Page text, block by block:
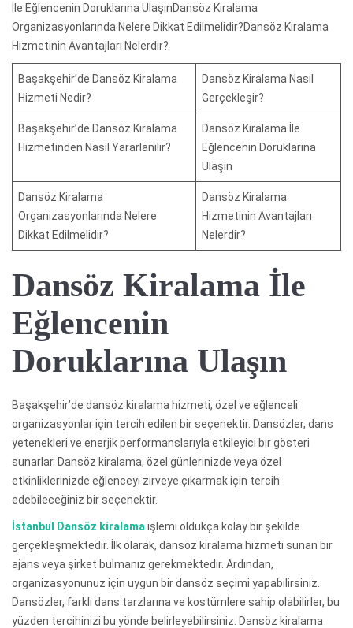
İle Eğlencenin Doruklarına UlaşınDansöz Kiralama
Organizasyonlarında Nelere Dikkat Edilmelidir?Dansöz Kiralama
Hizmetinin Avantajları Nelerdir?
Başakşehir’de Dansöz Kiralama
Hizmeti Nedir?
Dansöz Kiralama Nasıl
Gerçekleşir?
Başakşehir’de Dansöz Kiralama
Hizmetinden Nasıl Yararlanılır?
Dansöz Kiralama İle
Eğlencenin Doruklarına
Ulaşın
Dansöz Kiralama
Organizasyonlarında Nelere
Dikkat Edilmelidir?
Dansöz Kiralama
Hizmetinin Avantajları
Nelerdir?
Dansöz Kiralama İle
Eğlencenin
Doruklarına Ulaşın
Başakşehir’de dansöz kiralama hizmeti, özel ve eğlenceli
organizasyonlar için tercih edilen bir seçenektir. Dansözler, dans
yetenekleri ve enerjik performanslarıyla etkileyici bir gösteri
sunarlar. Dansöz kiralama, özel günlerinizde veya özel
etkinliklerinizde eğlenceyi zirveye çıkarmak için tercih
edebileceğiniz bir seçenektir.
İstanbul Dansöz kiralama işlemi oldukça kolay bir şekilde
gerçekleşmektedir. İlk olarak, dansöz kiralama hizmeti sunan bir
ajans veya şirket bulmanız gerekmektedir. Ardından,
organizasyonunuz için uygun bir dansöz seçimi yapabilirsiniz.
Dansözler, farklı dans tarzlarına ve kostümlere sahip olabilirler, bu
yüzden tercihinizi bu yönde belirleyebilirsiniz. Dansöz kiralama